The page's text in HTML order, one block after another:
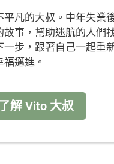
平凡的大叔。中年失業
故事，幫助迷航的人們
一步，跟著自己一起重
福邁進。
解 Vito 大叔